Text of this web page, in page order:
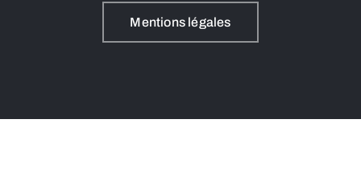
Mentions légales